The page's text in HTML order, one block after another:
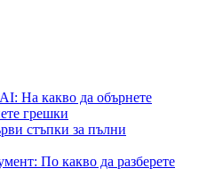
На какво да обърнете
грешки
стъпки за пълни
По какво да разберете